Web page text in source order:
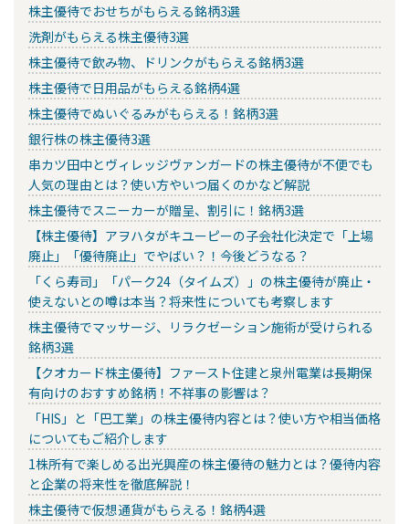
株主優待でおせちがもらえる銘柄3選
洗剤がもらえる株主優待3選
株主優待で飲み物、ドリンクがもらえる銘柄3選
株主優待で日用品がもらえる銘柄4選
株主優待でぬいぐるみがもらえる！銘柄3選
銀行株の株主優待3選
串カツ田中とヴィレッジヴァンガードの株主優待が不便でも
人気の理由とは？使い方やいつ届くのかなど解説
株主優待でスニーカーが贈呈、割引に！銘柄3選
【株主優待】アヲハタがキユーピーの子会社化決定で「上場
廃止」「優待廃止」でやばい？！今後どうなる？
「くら寿司」「パーク24（タイムズ）」の株主優待が廃止・
使えないとの噂は本当？将来性についても考察します
株主優待でマッサージ、リラクゼーション施術が受けられる
銘柄3選
【クオカード株主優待】ファースト住建と泉州電業は長期保
有向けのおすすめ銘柄！不祥事の影響は？
「HIS」と「巴工業」の株主優待内容とは？使い方や相当価格
についてもご紹介します
1株所有で楽しめる出光興産の株主優待の魅力とは？優待内容
と企業の将来性を徹底解説！
株主優待で仮想通貨がもらえる！銘柄4選